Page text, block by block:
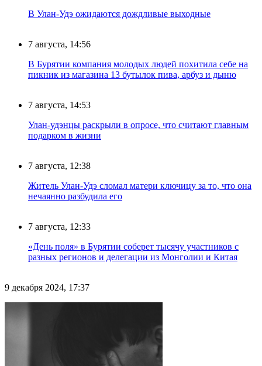
В Улан-Удэ ожидаются дождливые выходные
7 августа, 14:56
В Бурятии компания молодых людей похитила себе на
пикник из магазина 13 бутылок пива, арбуз и дыню
7 августа, 14:53
Улан-удэнцы раскрыли в опросе, что считают главным
подарком в жизни
7 августа, 12:38
Житель Улан-Удэ сломал матери ключицу за то, что она
нечаянно разбудила его
7 августа, 12:33
«День поля» в Бурятии соберет тысячу участников с
разных регионов и делегации из Монголии и Китая
9 декабря 2024, 17:37